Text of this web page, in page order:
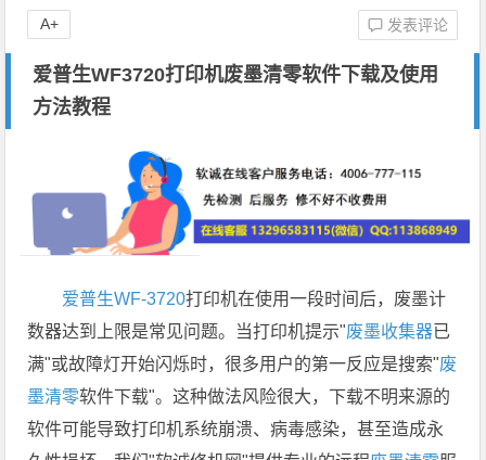
爱普生WF3720打印机废墨清零软件下载及使用
方法教程
发表评论
A+
爱普生WF-3720打印机在使用一段时间后，废墨计
数器达到上限是常见问题。当打印机提示"废墨收集器已
满"或故障灯开始闪烁时，很多用户的第一反应是搜索"废
墨清零软件下载"。这种做法风险很大，下载不明来源的
软件可能导致打印机系统崩溃、病毒感染，甚至造成永